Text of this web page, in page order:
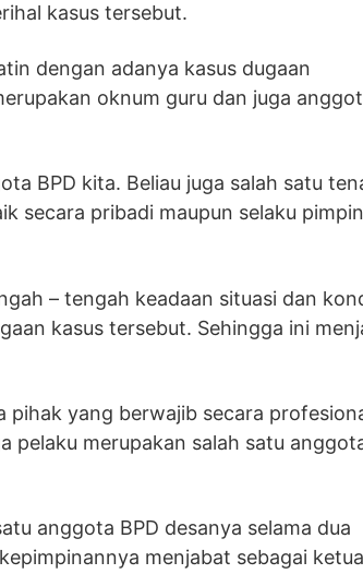
kasus tersebut.
dengan adanya kasus dugaan
oknum guru dan juga
BPD kita. Beliau juga salah satu
secara pribadi maupun selaku
– tengah keadaan situasi dan
kasus tersebut. Sehingga ini
pihak yang berwajib secara
pelaku merupakan salah satu
anggota BPD desanya selama dua
menjabat sebagai ketua